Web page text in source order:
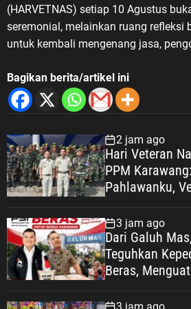
dari
“Setiap
sejarah dan
masing-
merupakan
bangsa
hormati dan
berikutnya,” tuturnya.
Pahlawanku,
Indonesia” Memperingati Hari
Veteran
generasi muda,
kepada para
dalam
Penghormatan
perjuangan
(HARVETNAS) setiap 10 Agustus
seremonial, melainkan ruang refleksi
untuk kembali mengenang jasa,
Bagikan berita/artikel ini
2 jam ago
Hari Veteran
PPM
Pahlawanku,
Peringatan
(HARVETNAS)
bukan sekadar
seremonial,
untuk kembali
3 jam ago
Dari Galuh
Teguhkan
Beras,